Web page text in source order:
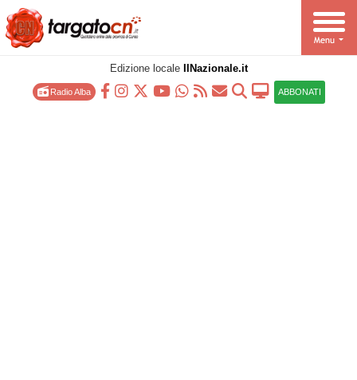
Edizione locale IlNazionale.it
Radio Alba ABBONATI